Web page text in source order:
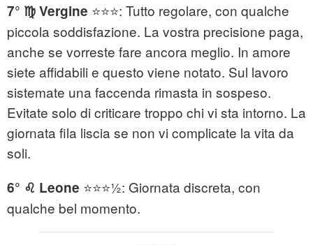
7° ♍ Vergine ⭐⭐⭐: Tutto regolare, con qualche
piccola soddisfazione. La vostra precisione paga,
anche se vorreste fare ancora meglio. In amore
siete affidabili e questo viene notato. Sul lavoro
sistemate una faccenda rimasta in sospeso.
Evitate solo di criticare troppo chi vi sta intorno. La
giornata fila liscia se non vi complicate la vita da
soli.
6° ♌ Leone ⭐⭐⭐½: Giornata discreta, con
qualche bel momento.